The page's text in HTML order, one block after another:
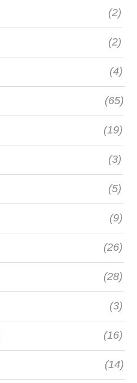
(2)
(2)
(4)
(65)
(19)
(3)
(5)
(9)
(26)
(28)
(3)
(16)
(14)